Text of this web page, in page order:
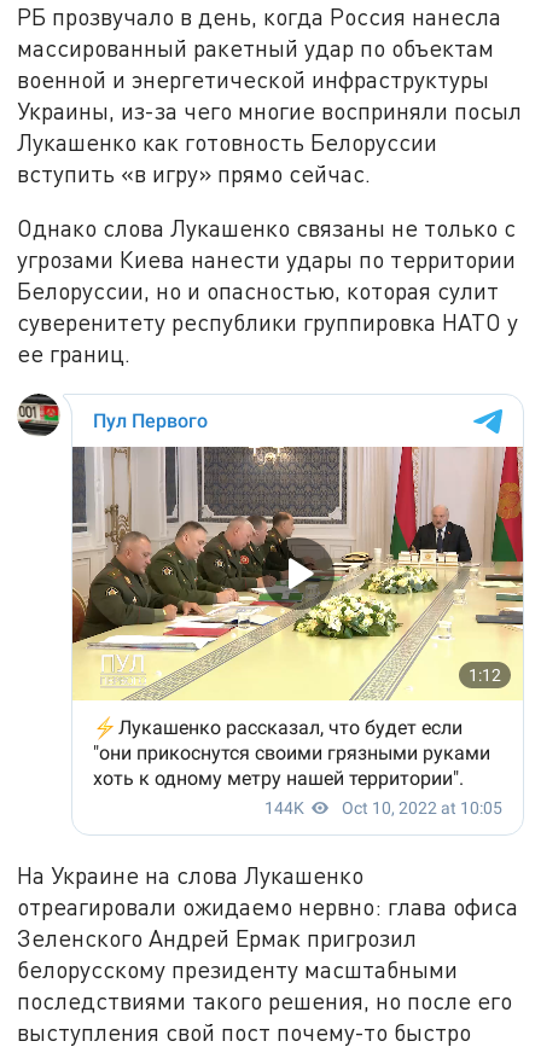
РБ прозвучало в день, когда Россия нанесла
массированный ракетный удар по объектам
военной и энергетической инфраструктуры
Украины, из-за чего многие восприняли посыл
Лукашенко как готовность Белоруссии
вступить «в игру» прямо сейчас.
Однако слова Лукашенко связаны не только с
угрозами Киева нанести удары по территории
Белоруссии, но и опасностью, которая сулит
суверенитету республики группировка НАТО у
ее границ.
На Украине на слова Лукашенко
отреагировали ожидаемо нервно: глава офиса
Зеленского Андрей Ермак пригрозил
белорусскому президенту масштабными
последствиями такого решения, но после его
выступления свой пост почему-то быстро